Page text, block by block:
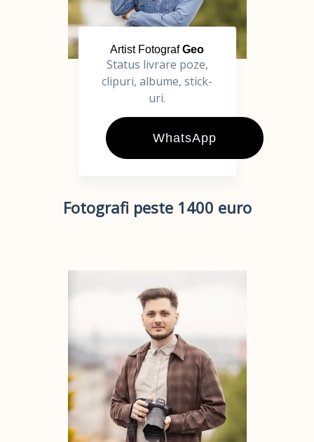
Artist FotografGeo
Status livrare poze,
clipuri, albume, stick-
uri.
WhatsApp
Fotografi peste 1400 euro